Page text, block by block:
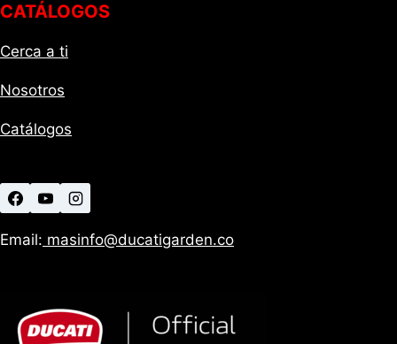
CATÁLOGOS
Cerca a ti
Nosotros
Catálogos
Email: masinfo@ducatigarden.co